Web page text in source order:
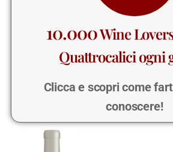
10.000Wine
Quattrocalici ogni
Clicca e scopri come
conoscere!